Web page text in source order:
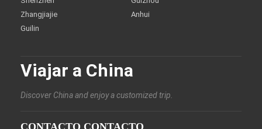
Zhangjiajie
Guilin
Anhui
Viajar a China
Discover China and enjoy a customized trip.